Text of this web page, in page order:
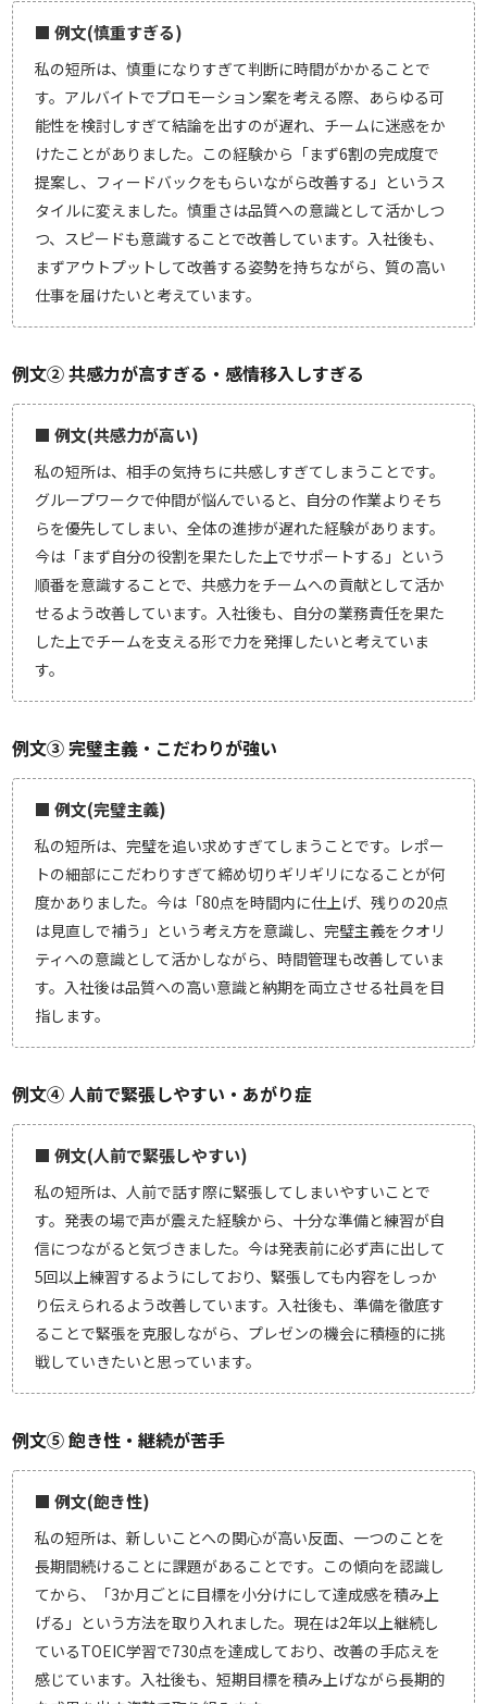
■ 例文(慎重すぎる)
私の短所は、慎重になりすぎて判断に時間がかかることで
す。アルバイトでプロモーション案を考える際、あらゆる可
能性を検討しすぎて結論を出すのが遅れ、チームに迷惑をか
けたことがありました。この経験から「まず6割の完成度で
提案し、フィードバックをもらいながら改善する」というス
タイルに変えました。慎重さは品質への意識として活かしつ
つ、スピードも意識することで改善しています。入社後も、
まずアウトプットして改善する姿勢を持ちながら、質の高い
仕事を届けたいと考えています。
例文② 共感力が高すぎる・感情移入しすぎる
■ 例文(共感力が高い)
私の短所は、相手の気持ちに共感しすぎてしまうことです。
グループワークで仲間が悩んでいると、自分の作業よりそち
らを優先してしまい、全体の進捗が遅れた経験があります。
今は「まず自分の役割を果たした上でサポートする」という
順番を意識することで、共感力をチームへの貢献として活か
せるよう改善しています。入社後も、自分の業務責任を果た
した上でチームを支える形で力を発揮したいと考えていま
す。
例文③ 完璧主義・こだわりが強い
■ 例文(完璧主義)
私の短所は、完璧を追い求めすぎてしまうことです。レポー
トの細部にこだわりすぎて締め切りギリギリになることが何
度かありました。今は「80点を時間内に仕上げ、残りの20点
は見直しで補う」という考え方を意識し、完璧主義をクオリ
ティへの意識として活かしながら、時間管理も改善していま
す。入社後は品質への高い意識と納期を両立させる社員を目
指します。
例文④ 人前で緊張しやすい・あがり症
■ 例文(人前で緊張しやすい)
私の短所は、人前で話す際に緊張してしまいやすいことで
す。発表の場で声が震えた経験から、十分な準備と練習が自
信につながると気づきました。今は発表前に必ず声に出して
5回以上練習するようにしており、緊張しても内容をしっか
り伝えられるよう改善しています。入社後も、準備を徹底す
ることで緊張を克服しながら、プレゼンの機会に積極的に挑
戦していきたいと思っています。
例文⑤ 飽き性・継続が苦手
■ 例文(飽き性)
私の短所は、新しいことへの関心が高い反面、一つのことを
長期間続けることに課題があることです。この傾向を認識し
てから、「3か月ごとに目標を小分けにして達成感を積み上
げる」という方法を取り入れました。現在は2年以上継続し
ているTOEIC学習で730点を達成しており、改善の手応えを
感じています。入社後も、短期目標を積み上げながら長期的